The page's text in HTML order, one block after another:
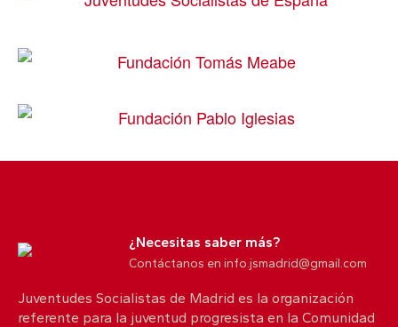
¿Necesitas saber más?
Contáctanos en info.jsmadrid@gmail.com
Juventudes Socialistas de Madrid es la organización
referente para la juventud progresista en la Comunidad